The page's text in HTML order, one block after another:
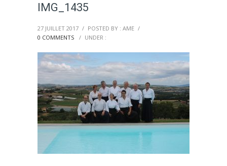
IMG_1435
27 JUILLET 2017 / POSTED BY : AME /
0 COMMENTS
/ UNDER :